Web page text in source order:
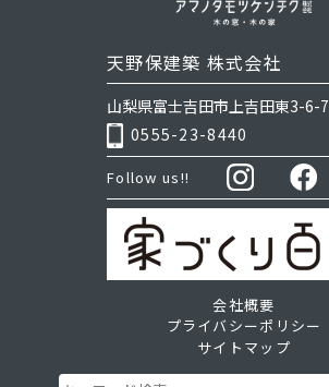
天野保建築 株式会社
山梨県富士吉田市上吉田東3-6-7
0555-23-8440
Follow us!!
会社概要
プライバシーポリシー
サイトマップ